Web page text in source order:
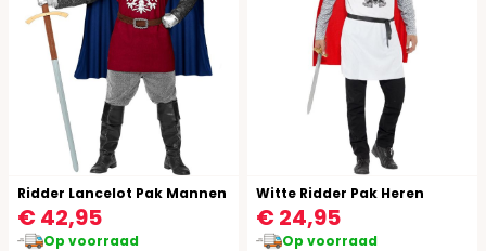
Ridder Lancelot Pak Mannen
€ 42,95
Op voorraad
Witte Ridder Pak Heren
€ 24,95
Op voorraad